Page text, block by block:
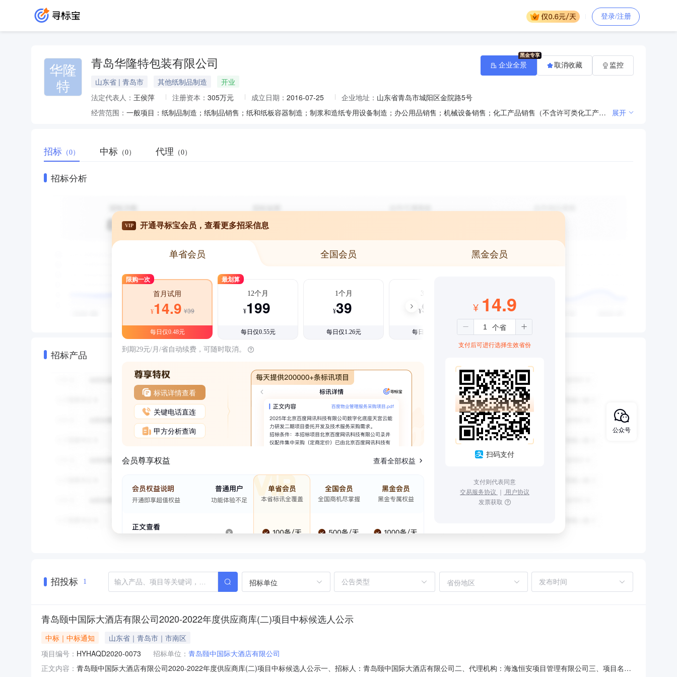
登录/注册
华隆
特
青岛华隆特包装有限公司
山东省 | 青岛市 其他纸制品制造
开业
法定代表人： 王侯萍 注册资本： 305万元 成立日期： 2016-07-25 企业地址： 山东省青岛市城阳区金院路5号
经营范围：
一般项目：纸制品制造；纸制品销售；纸和纸板容器制造；制浆和造纸专用设备制造；办公用品销售；机械设备销售；化工产品销售（不含许可类化工产品）；电子产品销售；鞋帽批发；鞋帽零售；服装服饰批发；包装材料及制品销售；纸制造；食品用塑料包装容器工具制品销售；广告设计、代理；广告制作；图文设计制作；平面设计；互联网销售（除销售需要许可的商品）；皮革制品销售；皮革制品制造；日用木制品制造；软木制品销售；软木制品制造；日用木制品销售；技术服务、技术开发、技术咨询、技术交流、技术转让、技术推广；货物进出口；技术进出口；日用品销售；塑料制品销售；塑料包装箱及容器制造；包装服务。（除依法须经批准的项目外，凭营业执照依法自主开展经营活动）许可项目：包装装潢印刷品印刷；文件、资料等其他印刷品印刷；食品用纸包装、容器制品生产。（依法须经批准的项目，经相关部门批准后方可开展经营活动，具体经营项目以相关部门批准文件或许可证件为准） 展开
企业全景 取消收藏 监控
招标 （0） 中标 （0） 代理 （0）
招标分析
招标产品
VIP 开通寻标宝会员，查看更多招采信息
单省会员 全国会员 黑金会员
限购一次
首月试用
¥14.9 ¥39
每日仅0.48元
最划算
12个月
¥199
每日仅0.55元
1个月
¥39
每日仅1.26元
3个月
¥99
每日仅1.08元
到期29元/月/省自动续费，可随时取消。
标讯详情查看
关键电话直连
甲方分析查询
会员尊享权益 查看全部权益
¥ 14.9
支付后可进行选择生效省份
扫码支付
支付则代表同意
交易服务协议 ｜ 用户协议
发票获取
招投标 1 招标单位 省份地区
青岛颐中国际大酒店有限公司2020-2022年度供应商库(二)项目中标候选人公示
中标｜中标通知
山东省｜青岛市｜市南区
项目编号： HYHAQD2020-0073 招标单位： 青岛颐中国际大酒店有限公司
正文内容： 青岛颐中国际大酒店有限公司2020-2022年度供应商库(二)项目中标候选人公示一、招标人：青岛颐中国际大酒店有限公司二、代理机构：海逸恒安项目管理有限公司三、项目名
公众号